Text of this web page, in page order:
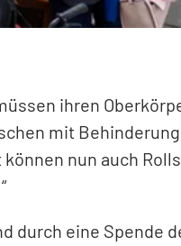
ihren
mit
nun auch
durch eine Spende